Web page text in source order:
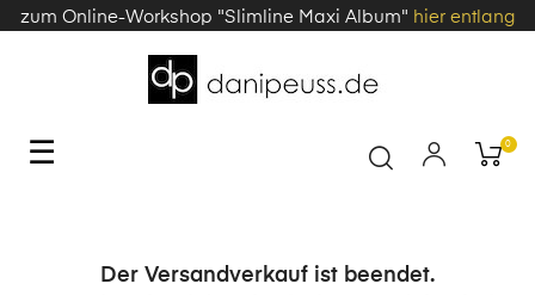
zum Online-Workshop "Slimline Maxi Album" hier entlang
Toggle
☰ 0
Der Versandverkauf ist beendet.